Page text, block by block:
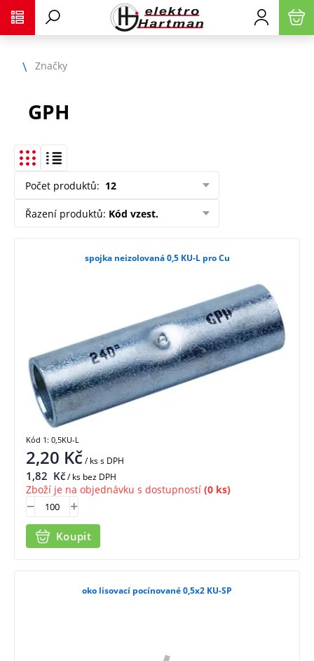
Značky
GPH
Počet produktů: 12
Řazení produktů: Kód vzest.
spojka neizolovaná 0,5 KU-L pro Cu
2,20 Kč/ kss DPH
1,82 Kč/ ks bez DPH
Zboží je na objednávku s dostupností (0 ks)
Koupit
Kód 1: 0,5KU-L
oko lisovací pocínované 0,5x2 KU-SP